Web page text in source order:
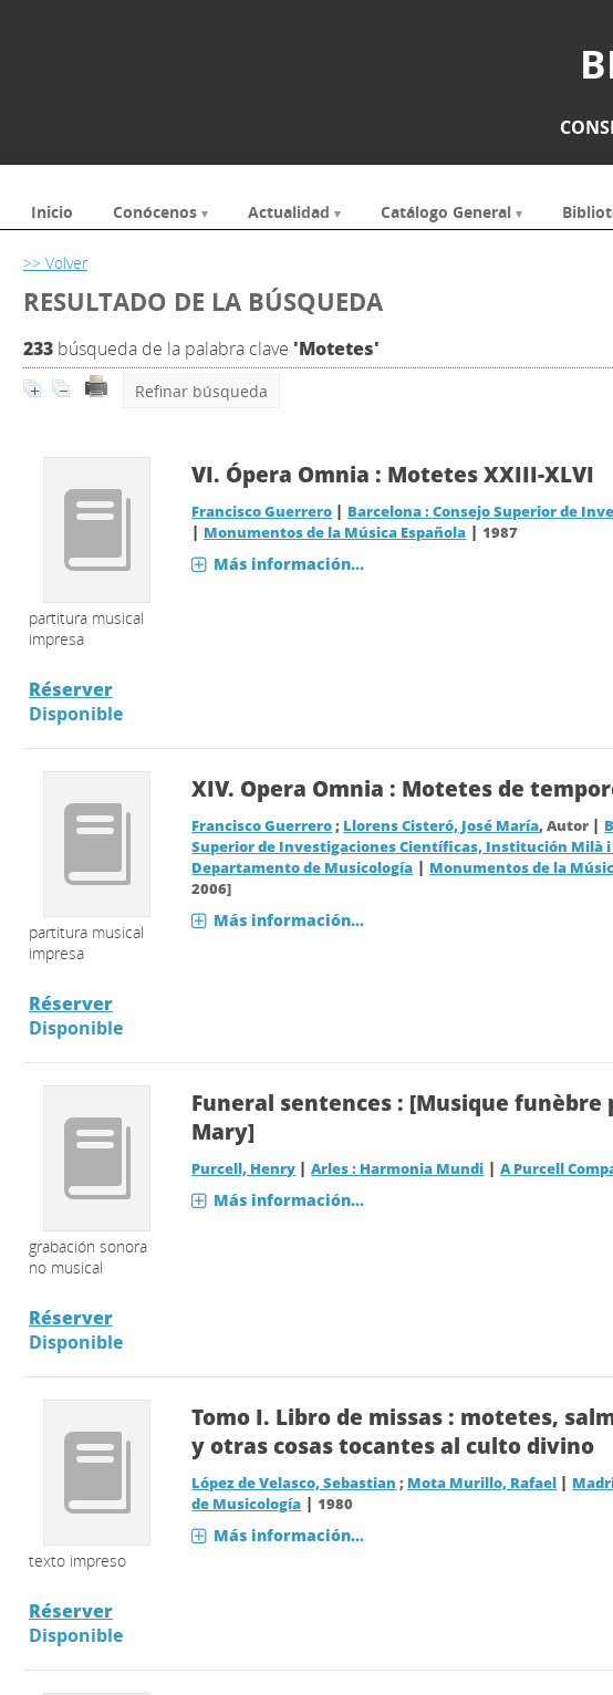
Inicio Conócenos Actualidad Catálogo General
>> Volver
RESULTADO DE LA BÚSQUEDA
233búsqueda de la palabra clave 'Motetes'
Refinar búsqueda
partitura musical
impresa
VI. Ópera Omnia : Motetes XXIII-XLVI
Francisco Guerrero | Barcelona : Consejo Superior de
| Monumentos de la Música Española |1987
Más información...
Réserver
Disponible
partitura musical
impresa
XIV. Opera Omnia : Motetes de
Francisco Guerrero; Llorens Cisteró, José María, Autor |
Superior de Investigaciones Científicas, Institución Milà
Departamento de Musicología | Monumentos de la
2006]
Más información...
Réserver
Disponible
grabación sonora
no musical
Funeral sentences : [Musique funèbre
Mary]
Purcell, Henry |Arles : Harmonia Mundi |A Purcell
Más información...
Réserver
Disponible
texto impreso
Tomo I. Libro de missas : motetes,
y otras cosas tocantes al culto divino
López de Velasco, Sebastian ; Mota Murillo, Rafael |
de Musicología |1980
Más información...
Réserver
Disponible